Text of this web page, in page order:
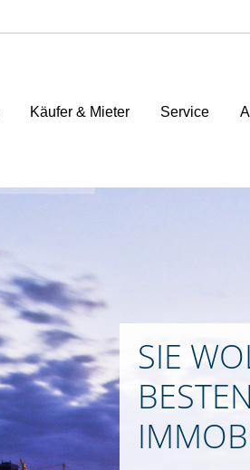
Käufer & Mieter Service
SIE